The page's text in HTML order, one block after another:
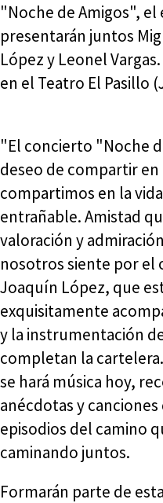
"Noche de Amigos",
presentarán juntos
López y Leonel
en el Teatro El Pasillo
"El concierto "Noche
deseo de compartir
compartimos en la
entrañable. Amistad
valoración y
nosotros siente por el
Joaquín López, que
exquisitamente
y la instrumentación
completan la
se hará música hoy,
anécdotas y
episodios del camino
caminando juntos.
Formarán parte de